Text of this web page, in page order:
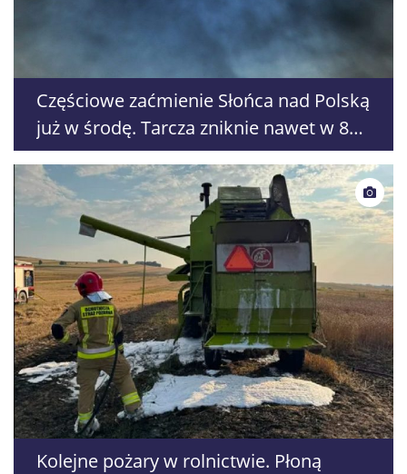
Częściowe zaćmienie Słońca nad Polską
już w środę. Tarcza zniknie nawet w 86
procentach
Kolejne pożary w rolnictwie. Płoną